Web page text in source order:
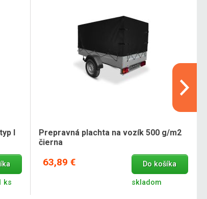
I
ks
Prepravná plachta na vozík 500 g/m2
čierna
63,89 € Do košíka
skladom